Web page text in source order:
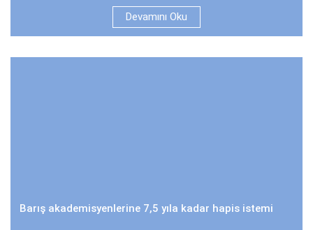
Devamını Oku
Barış akademisyenlerine 7,5 yıla kadar hapis istemi